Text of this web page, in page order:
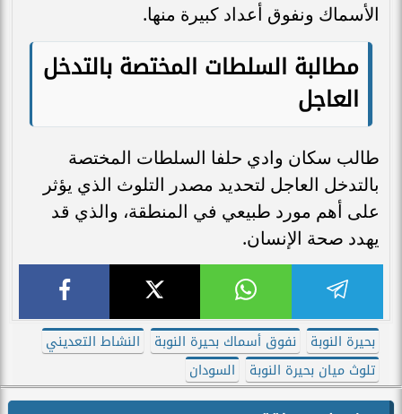
الأسماك ونفوق أعداد كبيرة منها.
مطالبة السلطات المختصة بالتدخل
العاجل
طالب سكان وادي حلفا السلطات المختصة
بالتدخل العاجل لتحديد مصدر التلوث الذي يؤثر
على أهم مورد طبيعي في المنطقة، والذي قد
يهدد صحة الإنسان.
بحيرة النوبة نفوق أسماك بحيرة النوبة
النشاط التعديني
تلوث ميان بحيرة النوبة
السودان